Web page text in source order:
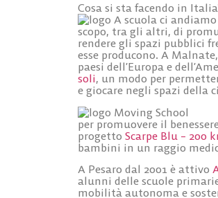
Cosa si sta facendo in
scopo, tra gli altri, di
rendere gli spazi pubblici
esse producono. A
paesi dell’Europa e
soli, un modo per
e giocare negli spazi della
per promuovere il
progetto Scarpe Blu – 200
bambini in un raggio
A Pesaro dal 2001 è attivo
alunni delle scuole
mobilità autonoma e